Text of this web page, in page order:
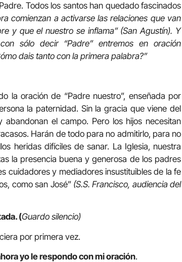
Todos los santos han quedado fascinados
comienzan a activarse las relaciones que van
y que el nuestro se inflama” (San Agustín). Y
sólo decir “Padre” entremos en oración
dais tanto con la primera palabra?”
la oración de “Padre nuestro”, enseñada por
la paternidad. Sin la gracia que viene del
el campo. Pero los hijos necesitan
Harán de todo para no admitirlo, para no
heridas difíciles de sanar. La Iglesia, nuestra
la presencia buena y generosa de los padres
cuidadores y mediadores insustituibles de la fe
como san José” (S.S. Francisco, audiencia del
(Guardo silencio)
por primera vez.
yo le respondo con mi oración.